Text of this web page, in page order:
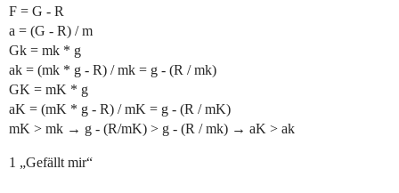
F = G - R
a = (G - R) / m
Gk = mk * g
ak = (mk * g - R) / mk = g - (R / mk)
GK = mK * g
aK = (mK * g - R) / mK = g - (R / mK)
mK > mk → g - (R/mK) > g - (R / mk) → aK > ak
1 „Gefällt mir“